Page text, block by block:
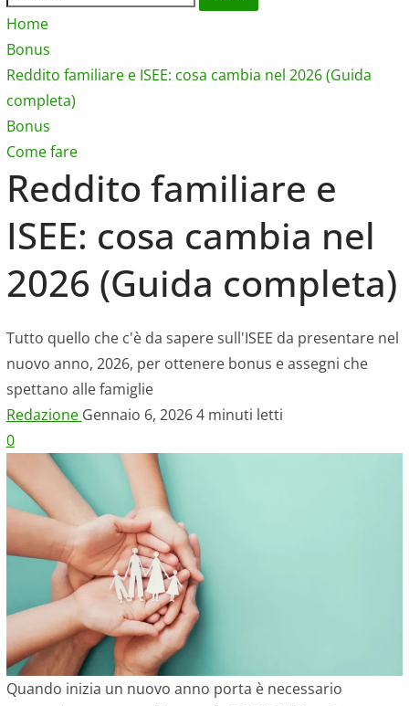
per:
Home
Bonus
Reddito familiare e ISEE: cosa cambia nel 2026 (Guida
completa)
Bonus
Come fare
Reddito familiare e
ISEE: cosa cambia nel
2026 (Guida completa)
Tutto quello che c'è da sapere sull'ISEE da presentare nel
nuovo anno, 2026, per ottenere bonus e assegni che
spettano alle famiglie
Redazione Gennaio 6, 20264 minuti letti
0
Quando inizia un nuovo anno porta è necessario